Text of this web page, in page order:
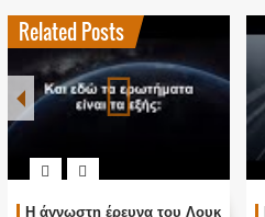
Related Posts
ΟΛΟΓΡΑΜΜΑΤΑ: ΑΛΗΘΕΙΑ